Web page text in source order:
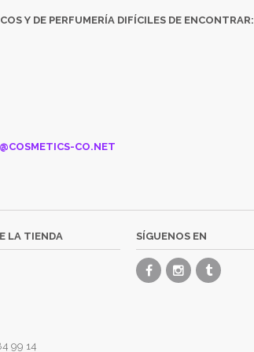
Y DE PERFUMERÍA DIFÍCILES DE ENCONTRAR:
CO.NET
LA TIENDA
99 14
SÍGUENOS EN